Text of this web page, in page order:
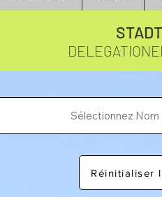
Réinitialiser